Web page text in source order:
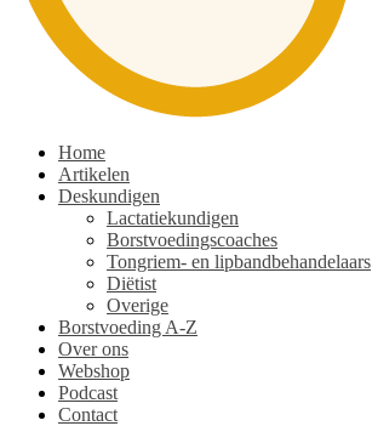
Home
Artikelen
Deskundigen
Lactatiekundigen
Borstvoedingscoaches
Tongriem- en lipbandbehandelaars
Diëtist
Overige
Borstvoeding A-Z
Over ons
Webshop
Podcast
Contact